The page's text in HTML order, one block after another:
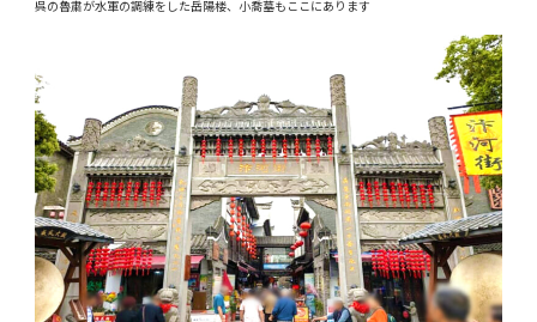
呉の魯粛が水軍の調練をした岳陽楼、小喬墓もここにあります